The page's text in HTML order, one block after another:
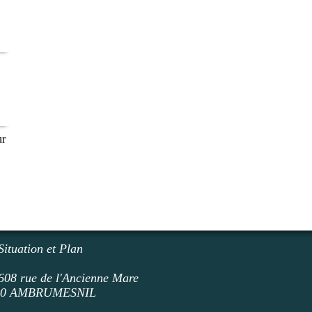
et Plan
rue de l'Ancienne Mare
AMBRUMESNIL